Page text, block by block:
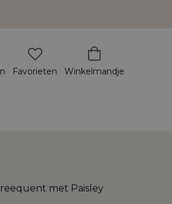
Winkelmandje
Favorieten
met Paisley